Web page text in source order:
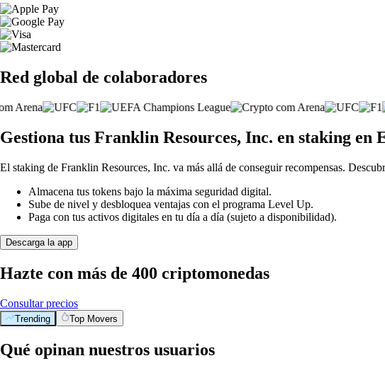
Red global de colaboradores
Gestiona tus Franklin Resources, Inc. en staking en
El staking de Franklin Resources, Inc. va más allá de conseguir recompensas.
Almacena tus tokens bajo la máxima seguridad digital.
Sube de nivel y desbloquea ventajas con el programa Level Up.
Paga con tus activos digitales en tu día a día (sujeto a disponibilidad).
Descarga la app
Hazte con más de 400 criptomonedas
Consultar precios
Trending Top Movers
Qué opinan nuestros usuarios